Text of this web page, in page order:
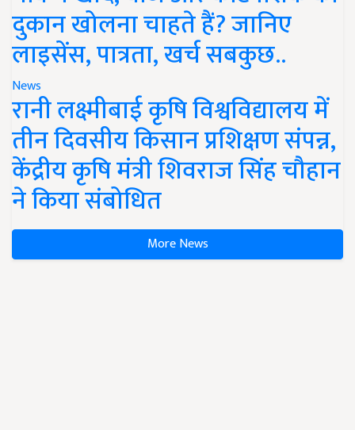
दुकान खोलना चाहते हैं? जानिए
लाइसेंस, पात्रता, खर्च सबकुछ..
News
रानी लक्ष्मीबाई कृषि विश्वविद्यालय में
तीन दिवसीय किसान प्रशिक्षण संपन्न,
केंद्रीय कृषि मंत्री शिवराज सिंह चौहान
ने किया संबोधित
More News